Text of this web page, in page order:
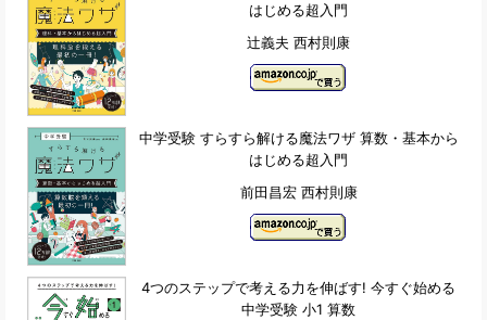
はじめる超入門
辻義夫 西村則康
中学受験 すらすら解ける魔法ワザ 算数・基本から
はじめる超入門
前田昌宏 西村則康
4つのステップで考える力を伸ばす! 今すぐ始める
中学受験 小1 算数